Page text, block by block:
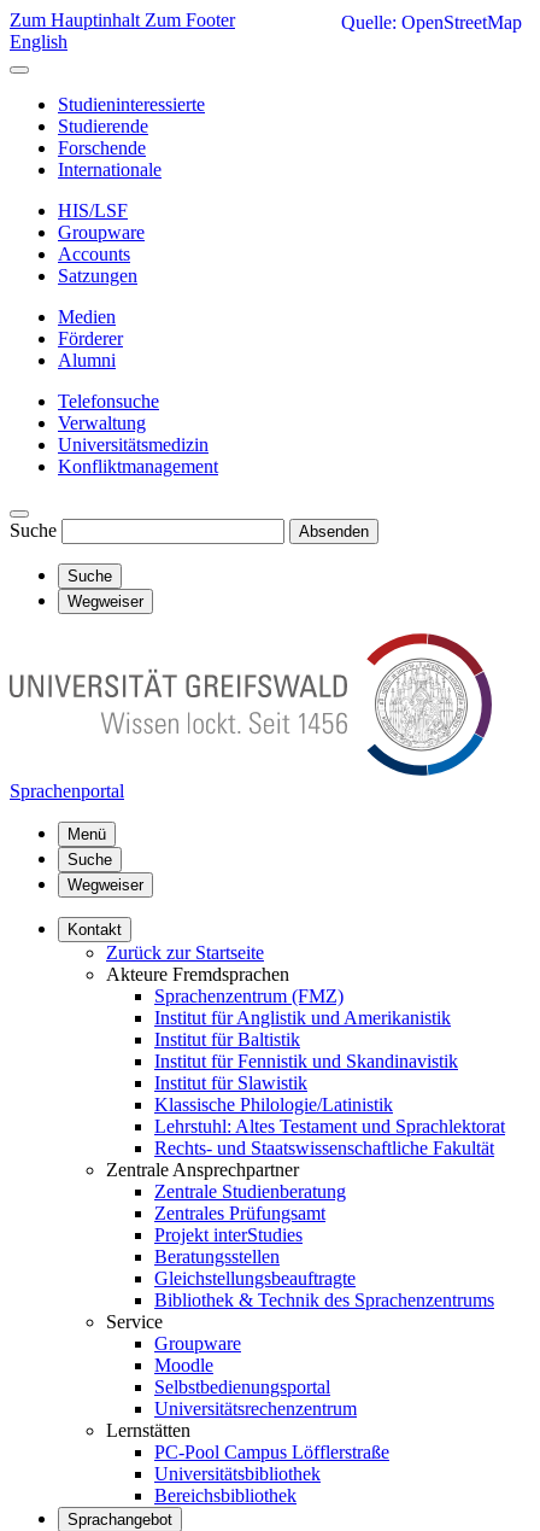
Zum Hauptinhalt Zum Footer
English
Studieninteressierte
Studierende
Forschende
Internationale
HIS/LSF
Groupware
Accounts
Satzungen
Medien
Förderer
Alumni
Telefonsuche
Verwaltung
Universitätsmedizin
Konfliktmanagement
Suche Absenden
Suche
Wegweiser
Sprachenportal
Menü
Suche
Wegweiser
Kontakt
Zurück zur Startseite
Akteure Fremdsprachen
Sprachenzentrum (FMZ)
Institut für Anglistik und Amerikanistik
Institut für Baltistik
Institut für Fennistik und Skandinavistik
Institut für Slawistik
Klassische Philologie/Latinistik
Lehrstuhl: Altes Testament und Sprachlektorat
Rechts- und Staatswissenschaftliche Fakultät
Zentrale Ansprechpartner
Zentrale Studienberatung
Zentrales Prüfungsamt
Projekt interStudies
Beratungsstellen
Gleichstellungsbeauftragte
Bibliothek & Technik des Sprachenzentrums
Service
Groupware
Moodle
Selbstbedienungsportal
Universitätsrechenzentrum
Lernstätten
PC-Pool Campus Löfflerstraße
Universitätsbibliothek
Bereichsbibliothek
Sprachangebot
Quelle: OpenStreetMap